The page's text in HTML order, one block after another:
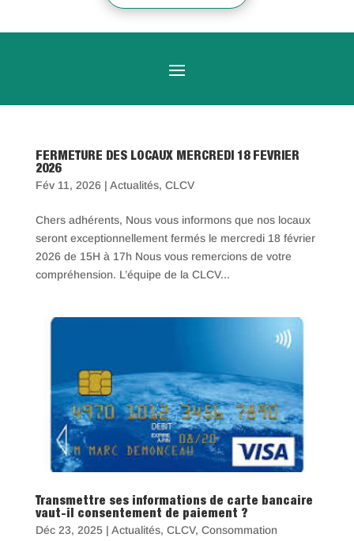
FERMETURE DES LOCAUX MERCREDI 18 FEVRIER
2026
Fév 11, 2026 | Actualités, CLCV
Chers adhérents, Nous vous informons que nos locaux
seront exceptionnellement fermés le mercredi 18 février
2026 de 15H à 17h Nous vous remercions de votre
compréhension. L’équipe de la CLCV...
Transmettre ses informations de carte bancaire
vaut-il consentement de paiement ?
Déc 23, 2025| Actualités, CLCV, Consommation